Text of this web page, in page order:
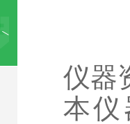
仪
本仪